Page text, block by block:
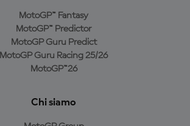
MotoGP™ Fantasy
MotoGP™ Predictor
MotoGP Guru Predict
MotoGP Guru Racing 25/26
MotoGP™26
Chi siamo